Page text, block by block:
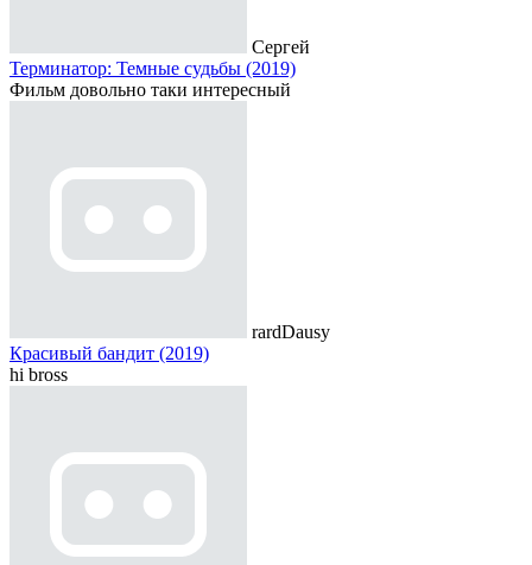
Сергей
Терминатор: Темные судьбы (2019)
Фильм довольно таки интересный
rardDausy
Красивый бандит (2019)
hi bross